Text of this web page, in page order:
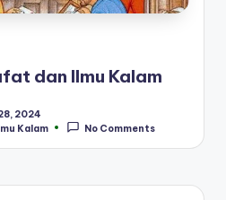
dan Ilmu Kalam
2024
Kalam No Comments